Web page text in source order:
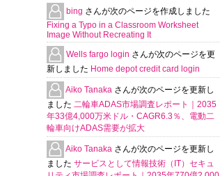
bing さんが次のページを作成しました
Fixing a Typo in a Classroom Worksheet
Image Without Recreating It
Wells fargo login さんが次のページを更
新しました Home depot credit card login
Aiko Tanaka さんが次のページを更新し
ました 二輪車ADAS市場調査レポート｜2035
年33億4,000万米ドル・CAGR6.3％、電動二
輪車向けADAS需要が拡大
Aiko Tanaka さんが次のページを更新し
ました サービスとして情報技術（IT）セキュ